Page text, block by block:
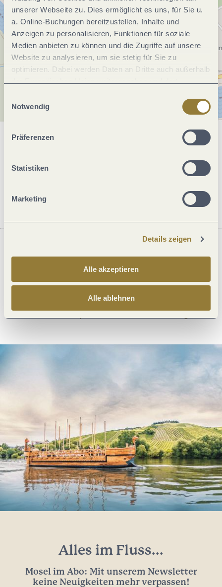
unserer Webseite zu. Dies ermöglicht es uns, für Sie u.
a. Online-Buchungen bereitzustellen, Inhalte und
Anzeigen zu personalisieren, Funktionen für soziale
Medien anbieten zu können und die Zugriffe auf unsere
Website zu analysieren, um sie stetig für Sie zu
optimieren. Dabei werden Daten an Dritte auch außerhalb
jederzeit widerrufen werden. Mit der Auswahl "Alle
ablehnen" kann es zu Beeinträchtigungen in der Nutzung
Notwendig
Präferenzen
Statistiken
Marketing
Details zeigen
Alle akzeptieren
Alle ablehnen
Allgemeine Informationen
Anreise planen PDF erzeugen
Alles im Fluss...
Mosel im Abo: Mit unserem Newsletter
keine Neuigkeiten mehr verpassen!